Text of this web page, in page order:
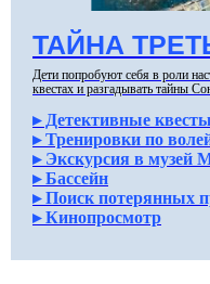
ТАЙНА
Дети попробуют себя в роли
квестах и разгадывать тайны
▸ Детективные
▸ Тренировки по
▸ Экскурсия в музей
▸ Бассейн
▸ Поиск потерянных
▸ Кинопросмотр